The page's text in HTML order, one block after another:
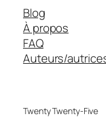
Blog
À propos
FAQ
Auteurs/
Twenty Twenty-Five